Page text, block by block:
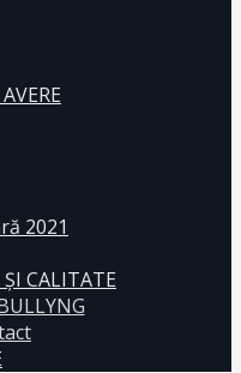
2021
CALITATE